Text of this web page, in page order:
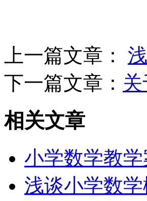
上一篇文章：
下一篇文章：
相关文章
小学数学教学
浅谈小学数